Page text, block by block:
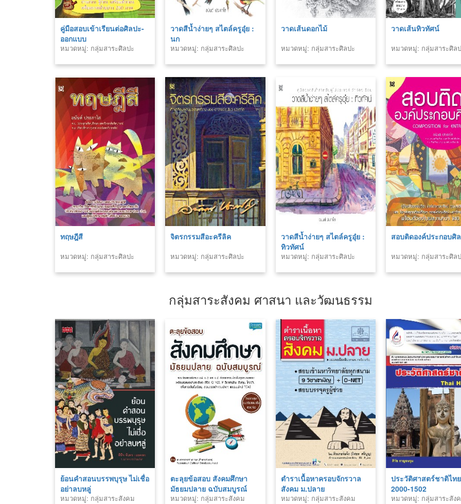
คู่มือสอบเข้าเรียนต่อศิลปะ-
ออกแบบ
หมวดหมู่: กลุ่มสาระศิลปะ
วาดสีน้ำง่ายๆ สไตล์ครูอุ๋ย :
นก
หมวดหมู่: กลุ่มสาระศิลปะ
วาดเส้นดอกไม้
หมวดหมู่: กลุ่มสาระศิลปะ
วาดเส้นทิวทัศน์
หมวดหมู่: กลุ่มสาระศิล
ทฤษฎีสี
หมวดหมู่: กลุ่มสาระศิลปะ
จิตรกรรมสีอะครีลิค
หมวดหมู่: กลุ่มสาระศิลปะ
วาดสีน้ำง่ายๆ สไตล์ครูอุ๋ย :
ทิวทัศน์
หมวดหมู่: กลุ่มสาระศิลปะ
สอบติดองค์ประกอบศิ
หมวดหมู่: กลุ่มสาระศิล
กลุ่มสาระสังคม ศาสนา และวัฒนธรรม
ย้อนคำสอนบรรพบุรุษ ไม่เชื่อ
อย่าลบหลู่
หมวดหมู่: กลุ่มสาระสังคม
ตะลุยข้อสอบ สังคมศึกษา
มัธยมปลาย ฉบับสมบูรณ์
หมวดหมู่: กลุ่มสาระสังคม
ตำราเนื้อหาครอบจักรวาล
สังคม ม.ปลาย
หมวดหมู่: กลุ่มสาระสังคม
ประวัติศาสตร์ชาติไทย
2000-1502
หมวดหมู่: กลุ่มสาระสัง